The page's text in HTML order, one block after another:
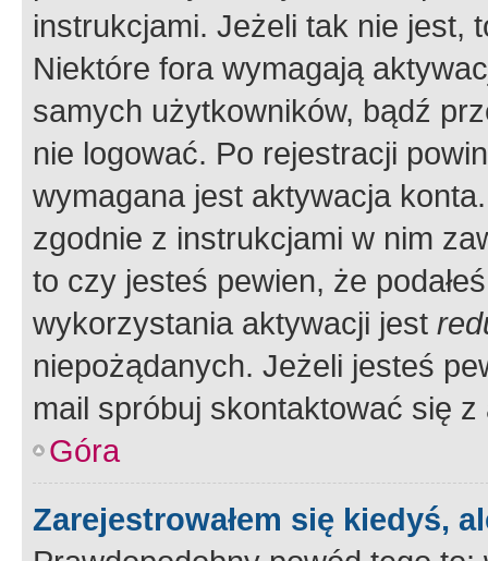
instrukcjami. Jeżeli tak nie jest,
Niektóre fora wymagają
samych użytkowników, bądź
nie logować. Po rejestracji
wymagana jest aktywacja
zgodnie z instrukcjami w nim
to czy jesteś pewien, że
wykorzystania aktywacji jest
niepożądanych. Jeżeli jesteś
mail spróbuj skontaktować się
Góra
Zarejestrowałem się kiedyś,